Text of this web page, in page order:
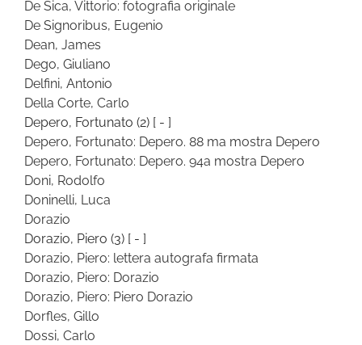
De Sica, Vittorio: fotografia originale
De Signoribus, Eugenio
Dean, James
Dego, Giuliano
Delfini, Antonio
Della Corte, Carlo
Depero, Fortunato (2) [ - ]
Depero, Fortunato: Depero. 88 ma mostra Depero
Depero, Fortunato: Depero. 94a mostra Depero
Doni, Rodolfo
Doninelli, Luca
Dorazio
Dorazio, Piero (3) [ - ]
Dorazio, Piero: lettera autografa firmata
Dorazio, Piero: Dorazio
Dorazio, Piero: Piero Dorazio
Dorfles, Gillo
Dossi, Carlo